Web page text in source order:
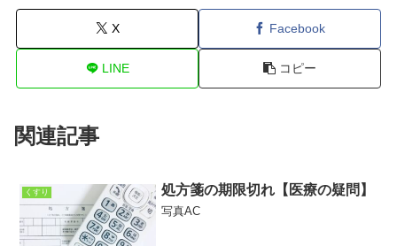
X Facebook
LINE コピー
関連記事
くすり 処方箋の期限切れ【医療の疑問】
写真AC